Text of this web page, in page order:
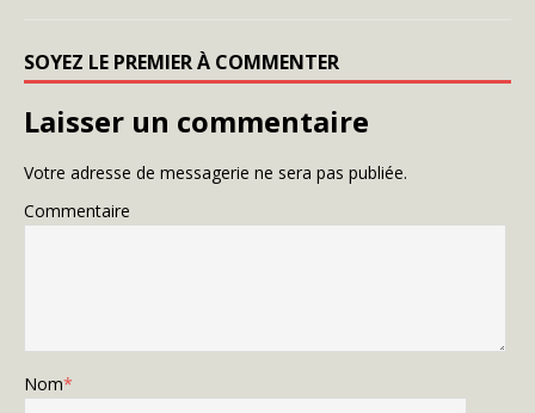
SOYEZ LE PREMIER À COMMENTER
Laisser un commentaire
Votre adresse de messagerie ne sera pas publiée.
Commentaire
Nom*